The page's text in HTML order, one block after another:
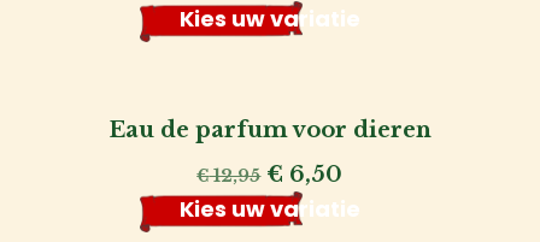
prijs
was:
prijs
Kies uw variatie
Eau de parfum voor dieren
€12,95 Oorspronkelijke
prijs
€ 6,50
prijs
Kies uw variatie